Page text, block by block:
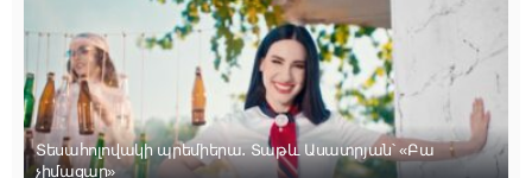
Տեսահոլովակի պրեմիերա․ Տաթև Ասատրյան՝ «Բա
չիմացար»